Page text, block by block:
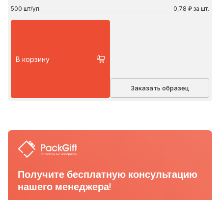
500 шт/уп. 0,78 ₽ за шт.
В корзину
Заказать образец
Получите бесплатную консультацию
нашего менеджера!